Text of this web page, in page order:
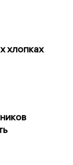
хлопках